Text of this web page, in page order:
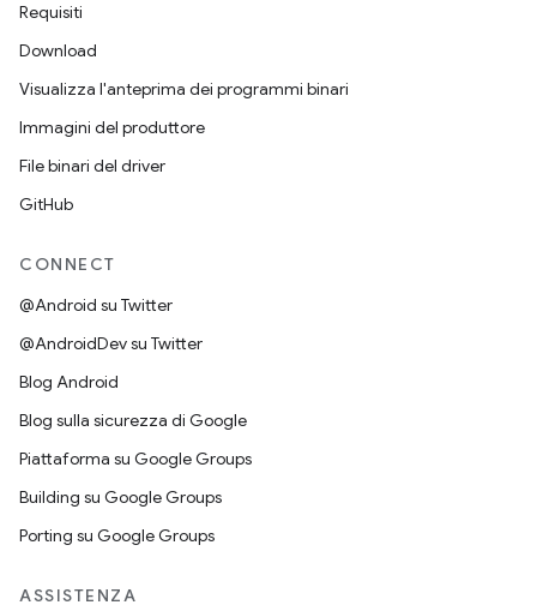
Requisiti
Download
Visualizza l'anteprima dei programmi binari
Immagini del produttore
File binari del driver
GitHub
CONNECT
@Android su Twitter
@AndroidDev su Twitter
Blog Android
Blog sulla sicurezza di Google
Piattaforma su Google Groups
Building su Google Groups
Porting su Google Groups
ASSISTENZA